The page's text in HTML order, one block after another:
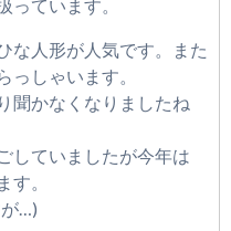
っています。
な人形が人気です。また
しゃいます。
聞かなくなりましたね
していましたが今年は
す。
…)